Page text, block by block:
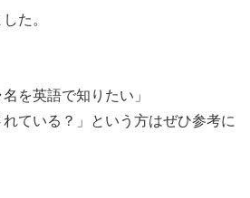
た。
を英語で知りたい」
れている？」という方はぜひ参考に